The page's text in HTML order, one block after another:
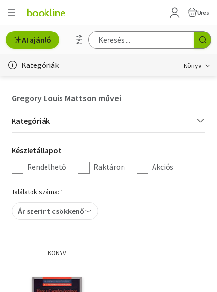
Üres
AI ajánló
Kategóriák Könyv
Hobbi, szabadidő
Irodalom
Művészet
Szakkönyv
Tankönyv, segédkönyv
Társadalomtudomány
Gregory Louis Mattson művei
Kategória
szűrés
Kategóriák
Készletállapot
szűrés
Készletállapot
Rendelhető
Raktáron Akciós
Találatok száma: 1
Ár szerint csökkenő
KÖNYV